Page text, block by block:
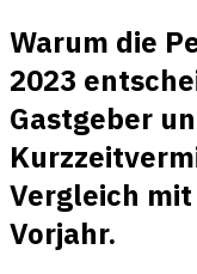
Warum die
2023
Gastgeber
Vergleich
Vorjahr.